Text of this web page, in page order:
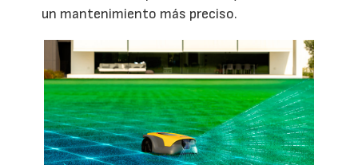
un mantenimiento más preciso.